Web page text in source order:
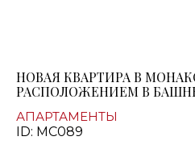
НОВАЯ КВАРТИРА В
РАСПОЛОЖЕНИЕМ В
АПАРТАМЕНТЫ
ID: MC089